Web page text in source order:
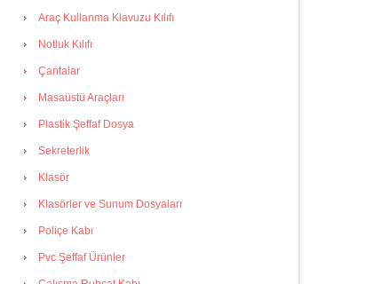
Araç Kullanma Klavuzu Kılıfı
Notluk Kılıfı
Çantalar
Masaüstü Araçları
Plastik Şeffaf Dosya
Sekreterlik
Klasör
Klasörler ve Sunum Dosyaları
Poliçe Kabı
Pvc Şeffaf Ürünler